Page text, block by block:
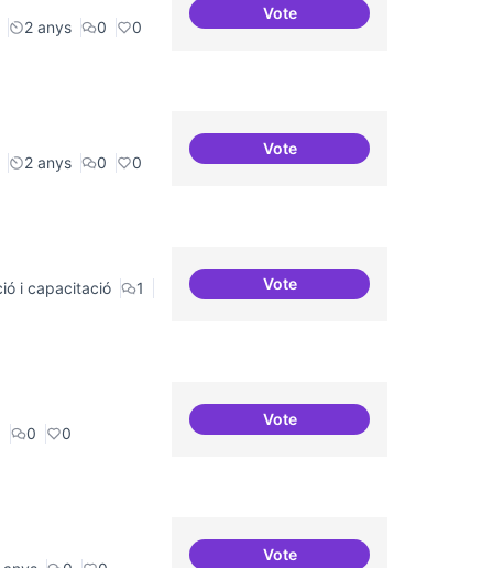
2 anys 0 0
VoteMobile Social Congress
2 anys 0 0
VoteFestivals anuals de
i capacitació
1
VoteArtistes i programari lliure
0 0
VoteContactes amb centres de
Vote30 projectes residents